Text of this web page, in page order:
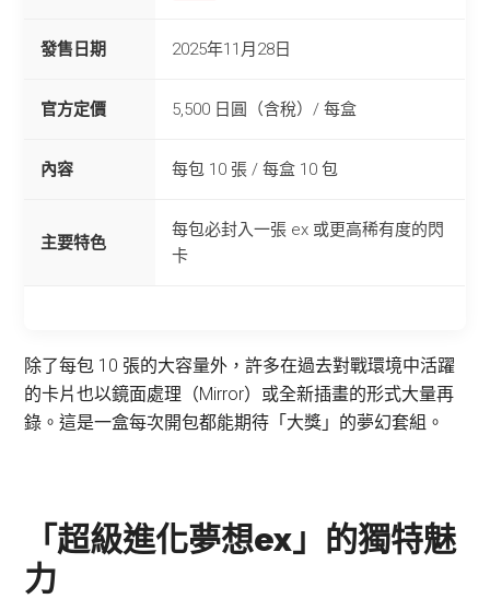
發售日期 2025年11月28日
官方定價 5,500 日圓（含稅）/ 每盒
內容 每包 10 張 / 每盒 10 包
主要特色
每包必封入一張 ex 或更高稀有度的閃
卡
除了每包 10 張的大容量外，許多在過去對戰環境中活躍
的卡片也以鏡面處理（Mirror）或全新插畫的形式大量再
錄。這是一盒每次開包都能期待「大獎」的夢幻套組。
「超級進化夢想ex」的獨特魅
力